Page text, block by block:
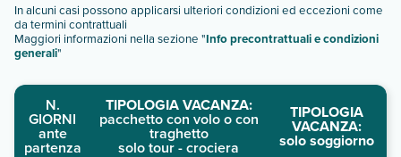
In alcuni casi possono applicarsi ulteriori condizioni ed eccezioni come
da termini contrattuali
Maggiori informazioni nella sezione "Info precontrattuali e condizioni
generali"
N.
GIORNI
ante
partenza
TIPOLOGIA VACANZA:
pacchetto con volo o con
traghetto
solo tour - crociera
TIPOLOGIA
VACANZA:
solo soggiorno